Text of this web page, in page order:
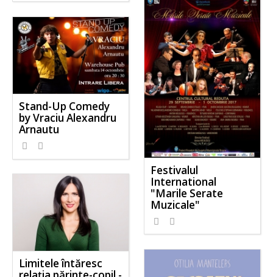
Festivalul
International
"Marile Serate
Muzicale"
Stand-Up Comedy
by Vraciu Alexandru
Arnautu
Limitele întăresc